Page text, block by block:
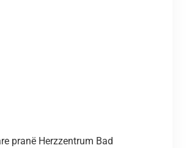
pranë Herzzentrum Bad